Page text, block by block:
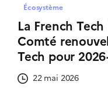
Écosystème
La French
Comté
Tech pour
22 mai 2026